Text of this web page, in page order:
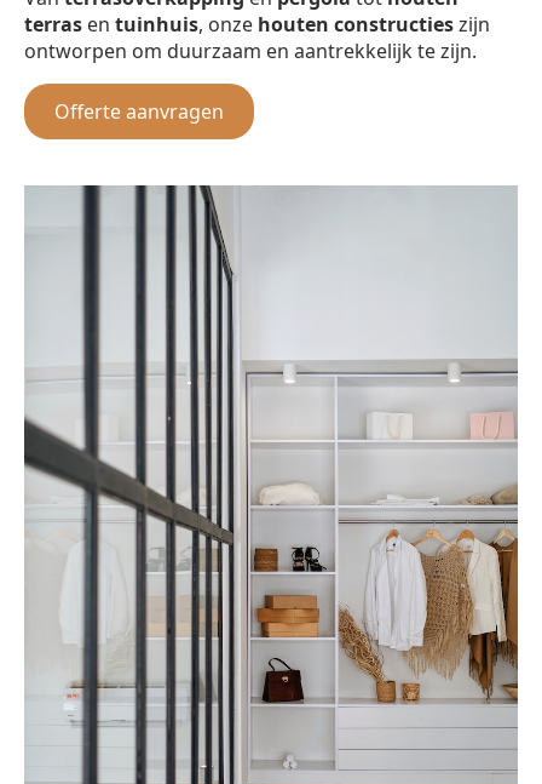
terras en tuinhuis, onze houten constructieszijn
ontworpen om duurzaam en aantrekkelijk te zijn.
Offerte aanvragen